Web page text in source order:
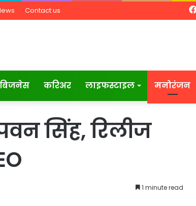
Contact us
बिजनेस करिअर लाइफस्टाइल मनोरंजन
सिंह, रिलीज
1 minute read